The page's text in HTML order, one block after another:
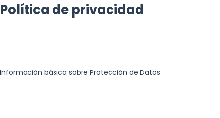
Política de privacidad
Información básica sobre Protección de Datos